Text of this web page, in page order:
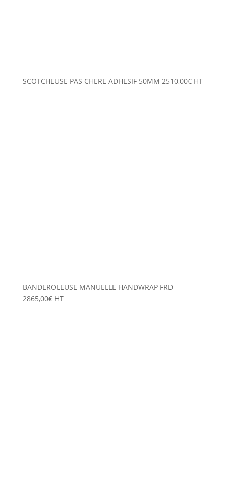
SCOTCHEUSE PAS CHERE ADHESIF 50MM 2510,00€ HT
BANDEROLEUSE MANUELLE HANDWRAP FRD
2865,00€ HT